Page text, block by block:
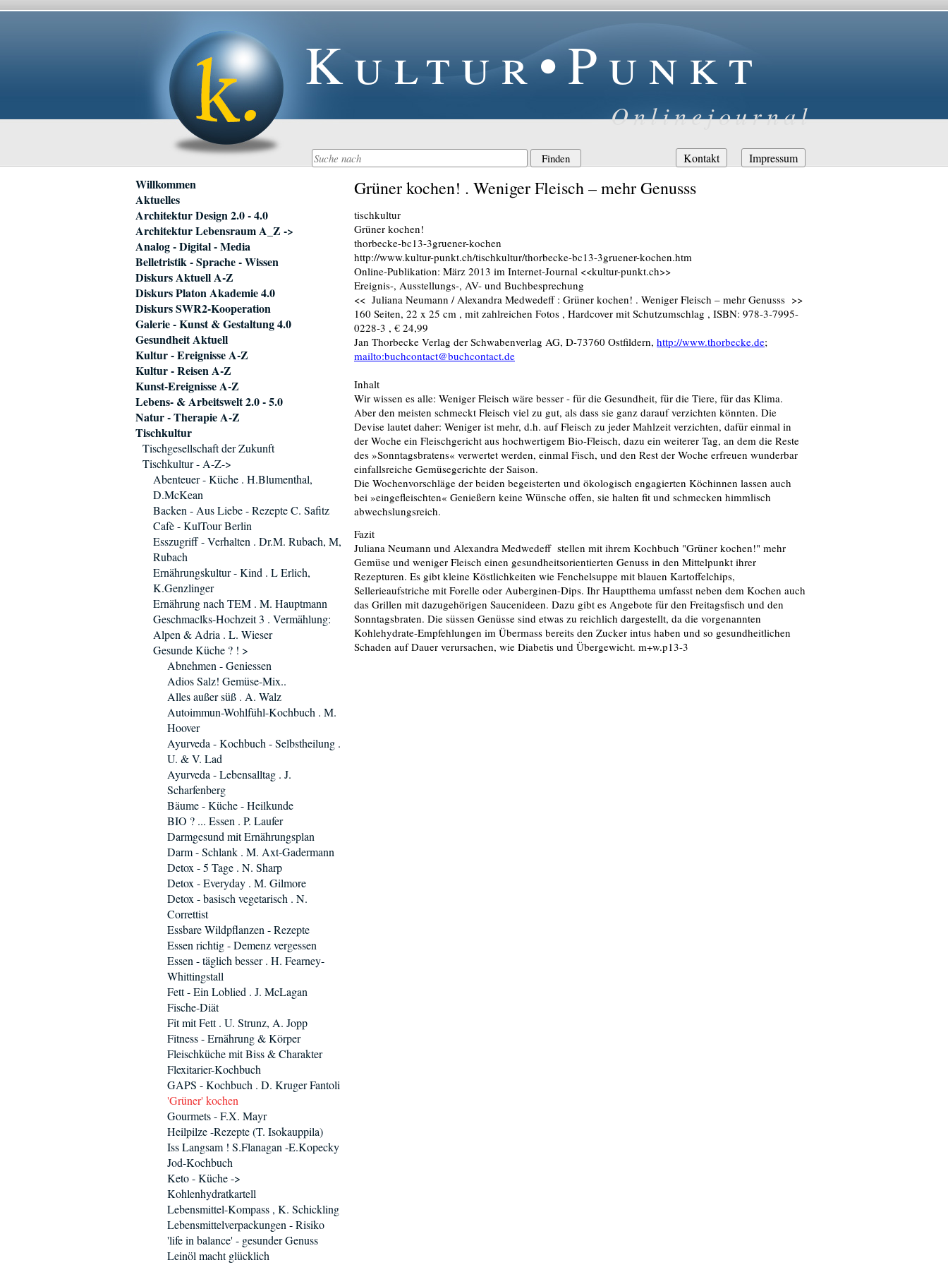
Kultur•Punkt
Onlinejournal
Navigation
überspringen
Kontakt Impressum
Grüner kochen! . Weniger Fleisch – mehr Genusss
tischkultur
Grüner kochen!
thorbecke-bc13-3gruener-kochen
http://www.kultur-punkt.ch/tischkultur/thorbecke-bc13-3gruener-kochen.htm
Online-Publikation: März 2013 im Internet-Journal <<kultur-punkt.ch>>
Ereignis-, Ausstellungs-, AV- und Buchbesprechung
<< Juliana Neumann / Alexandra Medwedeff : Grüner kochen! . Weniger Fleisch – mehr Genusss >>
160 Seiten, 22 x 25 cm , mit zahlreichen Fotos , Hardcover mit Schutzumschlag , ISBN: 978-3-7995-
0228-3 , € 24,99
Jan Thorbecke Verlag der Schwabenverlag AG, D-73760 Ostfildern, http://www.thorbecke.de;
mailto:buchcontact@buchcontact.de
Inhalt
Wir wissen es alle: Weniger Fleisch wäre besser - für die Gesundheit, für die Tiere, für das Klima.
Aber den meisten schmeckt Fleisch viel zu gut, als dass sie ganz darauf verzichten könnten. Die
Devise lautet daher: Weniger ist mehr, d.h. auf Fleisch zu jeder Mahlzeit verzichten, dafür einmal in
der Woche ein Fleischgericht aus hochwertigem Bio-Fleisch, dazu ein weiterer Tag, an dem die Reste
des »Sonntagsbratens« verwertet werden, einmal Fisch, und den Rest der Woche erfreuen wunderbar
einfallsreiche Gemüsegerichte der Saison.
Die Wochenvorschläge der beiden begeisterten und ökologisch engagierten Köchinnen lassen auch
bei »eingefleischten« Genießern keine Wünsche offen, sie halten fit und schmecken himmlisch
abwechslungsreich.
Fazit
Juliana Neumann und Alexandra Medwedeff stellen mit ihrem Kochbuch "Grüner kochen!" mehr
Gemüse und weniger Fleisch einen gesundheitsorientierten Genuss in den Mittelpunkt ihrer
Rezepturen. Es gibt kleine Köstlichkeiten wie Fenchelsuppe mit blauen Kartoffelchips,
Sellerieaufstriche mit Forelle oder Auberginen-Dips. Ihr Hauptthema umfasst neben dem Kochen auch
das Grillen mit dazugehörigen Saucenideen. Dazu gibt es Angebote für den Freitagsfisch und den
Sonntagsbraten. Die süssen Genüsse sind etwas zu reichlich dargestellt, da die vorgenannten
Kohlehydrate-Empfehlungen im Übermass bereits den Zucker intus haben und so gesundheitlichen
Schaden auf Dauer verursachen, wie Diabetis und Übergewicht. m+w.p13-3
Navigation
überspringen
Willkommen
Aktuelles
Architektur Design 2.0 - 4.0
Architektur Lebensraum A_Z ->
Analog - Digital - Media
Belletristik - Sprache - Wissen
Diskurs Aktuell A-Z
Diskurs Platon Akademie 4.0
Diskurs SWR2-Kooperation
Galerie - Kunst & Gestaltung 4.0
Gesundheit Aktuell
Kultur - Ereignisse A-Z
Kultur - Reisen A-Z
Kunst-Ereignisse A-Z
Lebens- & Arbeitswelt 2.0 - 5.0
Natur - Therapie A-Z
Tischkultur
Tischgesellschaft der Zukunft
Tischkultur - A-Z->
Abenteuer - Küche . H.Blumenthal,
D.McKean
Backen - Aus Liebe - Rezepte C. Safitz
Cafè - KulTour Berlin
Esszugriff - Verhalten . Dr.M. Rubach, M,
Rubach
Ernährungskultur - Kind . L Erlich,
K.Genzlinger
Ernährung nach TEM . M. Hauptmann
Geschmaclks-Hochzeit 3 . Vermählung:
Alpen & Adria . L. Wieser
Gesunde Küche ? ! >
Abnehmen - Geniessen
Adios Salz! Gemüse-Mix..
Alles außer süß . A. Walz
Autoimmun-Wohlfühl-Kochbuch . M.
Hoover
Ayurveda - Kochbuch - Selbstheilung .
U. & V. Lad
Ayurveda - Lebensalltag . J.
Scharfenberg
Bäume - Küche - Heilkunde
BIO ? ... Essen . P. Laufer
Darmgesund mit Ernährungsplan
Darm - Schlank . M. Axt-Gadermann
Detox - 5 Tage . N. Sharp
Detox - Everyday . M. Gilmore
Detox - basisch vegetarisch . N.
Correttist
Essbare Wildpflanzen - Rezepte
Essen richtig - Demenz vergessen
Essen - täglich besser . H. Fearney-
Whittingstall
Fett - Ein Loblied . J. McLagan
Fische-Diät
Fit mit Fett . U. Strunz, A. Jopp
Fitness - Ernährung & Körper
Fleischküche mit Biss & Charakter
Flexitarier-Kochbuch
GAPS - Kochbuch . D. Kruger Fantoli
'Grüner' kochen
Gourmets - F.X. Mayr
Heilpilze -Rezepte (T. Isokauppila)
Iss Langsam ! S.Flanagan -E.Kopecky
Jod-Kochbuch
Keto - Küche ->
Kohlenhydratkartell
Lebensmittel-Kompass , K. Schickling
Lebensmittelverpackungen - Risiko
'life in balance' - gesunder Genuss
Leinöl macht glücklich